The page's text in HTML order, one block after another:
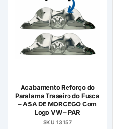
Acabamento Reforço do
Paralama Traseiro do Fusca
– ASA DE MORCEGO Com
Logo VW – PAR
SKU 13157